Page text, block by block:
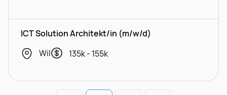
ICT Solution Architekt/in (m/w/d)
Wil
135k - 155k